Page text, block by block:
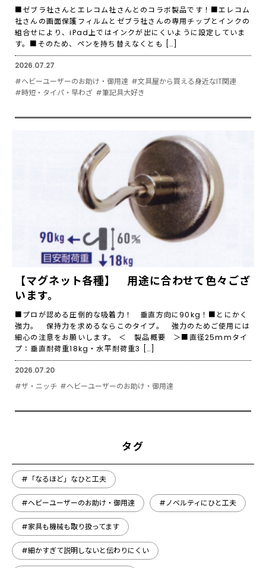
■ゼブラ社さんとエレコム社さんとのコラボ製品です！■エレコム
社さんの画面保護フィルムとゼブラ社さんの専用チップとインクの
組合せにより、iPad上ではインクが出にくいように設定していま
す。■そのため、ペンを持ち替えなくとも […]
2026.07.27
#ヘビーユーザーのお助け・御用達 #文具屋から買える身近なIT関連
#時短・タイパ・早わざ #筆記具大好き
【マグネット各種】 用途に合わせて色々ござ
います。
■プロが認める圧倒的な吸着力！ 垂直方向に90kg！■とにかく
強力。 保持力を求めるならこのタイプ。 強力のためご使用には
細心の注意をお願いします。 ＜ 製品概要 ＞■直径25mmタイ
プ：垂直耐荷重18kg・水平耐荷重3 […]
2026.07.20
#ザ・ニッチ #ヘビーユーザーのお助け・御用達
タグ
#「なるほど」なひと工夫
#ヘビーユーザーのお助け・御用達 #ノベルティにひと工夫
#家具も機械も取り扱ってます
#細かすぎて説明しないと伝わりにくい